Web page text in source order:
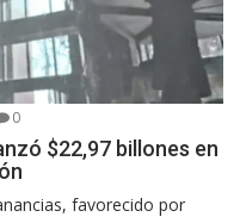
0
$22,97 billones en
favorecido por